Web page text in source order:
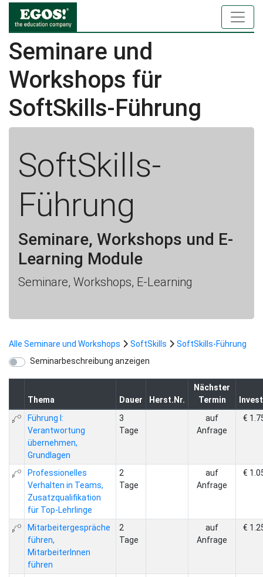
Seminare und
Workshops für
SoftSkills-Führung
SoftSkills-
Führung
Seminare, Workshops und E-
Learning Module
Seminare, Workshops, E-Learning
Alle Seminare und Workshops SoftSkills
SoftSkills-Führung
Seminarbeschreibung anzeigen
Thema Dauer Herst.Nr.
Nächster
Termin
Führung I:
Verantwortung
übernehmen,
Grundlagen
3
Tage
auf
Anfrage
€
Professionelles
Verhalten in Teams,
Zusatzqualifikation
für Top-Lehrlinge
2
Tage
auf
Anfrage
€
Mitarbeitergespräche
führen,
MitarbeiterInnen
führen
2
Tage
auf
Anfrage
€